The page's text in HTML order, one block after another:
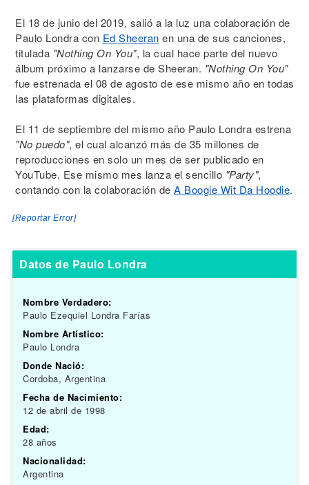
El 18 de junio del 2019, salió a la luz una colaboración de
Paulo Londra con Ed Sheeran en una de sus canciones,
titulada "Nothing On You", la cual hace parte del nuevo
álbum próximo a lanzarse de Sheeran. "Nothing On You"
fue estrenada el 08 de agosto de ese mismo año en todas
las plataformas digitales.
El 11 de septiembre del mismo año Paulo Londra estrena
"No puedo", el cual alcanzó más de 35 millones de
reproducciones en solo un mes de ser publicado en
YouTube. Ese mismo mes lanza el sencillo "Party",
contando con la colaboración de A Boogie Wit Da Hoodie.
[Reportar Error]
Datos de Paulo Londra
Nombre Verdadero:
Paulo Ezequiel Londra Farías
Nombre Artístico:
Paulo Londra
Donde Nació:
Cordoba, Argentina
Fecha de Nacimiento:
12 de abril de 1998
Edad:
28 años
Nacionalidad:
Argentina